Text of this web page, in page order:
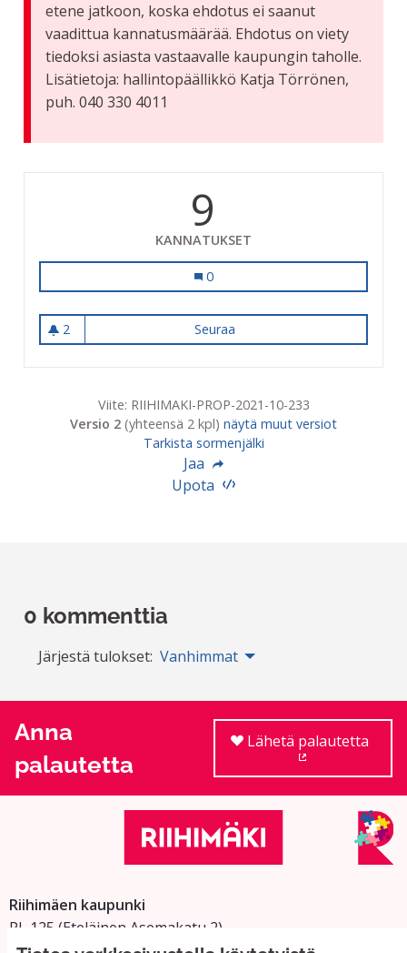
etene jatkoon, koska ehdotus ei saanut
vaadittua kannatusmäärää. Ehdotus on viety
tiedoksi asiasta vastaavalle kaupungin taholle.
Lisätietoja: hallintopäällikkö Katja Törrönen,
puh. 040 330 4011
9
KANNATUKSET
Riihimäen mainostaminen
0
2
2 seuraajaa
Seuraa
Viite: RIIHIMAKI-PROP-2021-10-233
Versio 2 (yhteensä 2 kpl) näytä muut versiot
Tarkista sormenjälki
Jaa
Upota
0 kommenttia
Järjestä tulokset: Vanhimmat
Anna
palautetta
Lähetä palautetta
Riihimäen kaupunki
PL 125 (Eteläinen Asemakatu 2)